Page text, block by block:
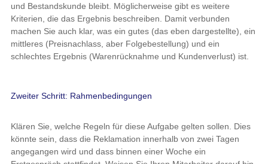
und Bestandskunde bleibt. Möglicherweise gibt es weitere
Kriterien, die das Ergebnis beschreiben. Damit verbunden
machen Sie auch klar, was ein gutes (das eben dargestellte), ein
mittleres (Preisnachlass, aber Folgebestellung) und ein
schlechtes Ergebnis (Warenrücknahme und Kundenverlust) ist.
Zweiter Schritt: Rahmenbedingungen
Klären Sie, welche Regeln für diese Aufgabe gelten sollen. Dies
könnte sein, dass die Reklamation innerhalb von zwei Tagen
angegangen wird und dass binnen einer Woche ein